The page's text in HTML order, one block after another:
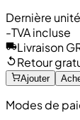
Dernière
-TVA incluse
Livraison
Retour
Ajouter
Modes de